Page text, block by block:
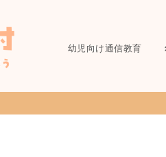
幼児向け通信教育